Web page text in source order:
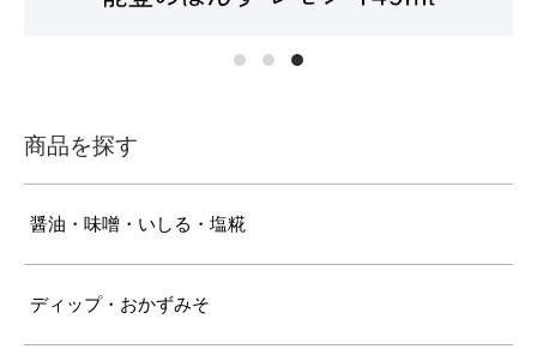
商品を探す
醤油・味噌・いしる・塩糀
ディップ・おかずみそ